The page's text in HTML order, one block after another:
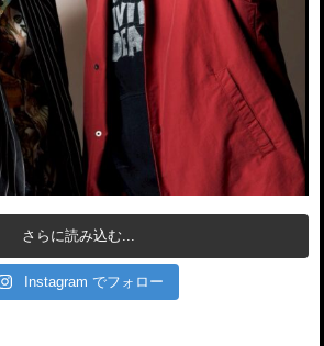
さらに読み込む...
Instagram でフォロー